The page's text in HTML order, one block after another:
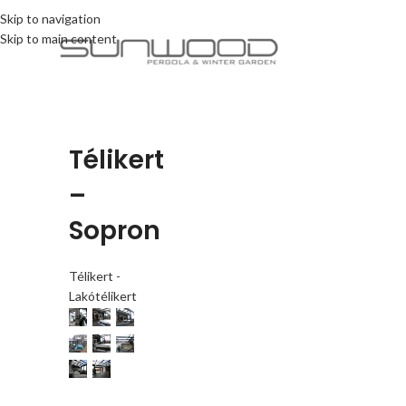
Skip to navigation
Skip to main content
Télikert
–
Sopron
Télikert -
Lakótélikert